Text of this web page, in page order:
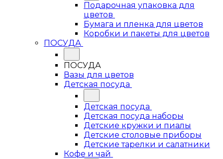
Подарочная упаковка для
цветов
Бумага и пленка для цветов
Коробки и пакеты для цветов
ПОСУДА
ПОСУДА
Вазы для цветов
Детская посуда
Детская посуда
Детская посуда наборы
Детские кружки и пиалы
Детские столовые приборы
Детские тарелки и салатники
Кофе и чай